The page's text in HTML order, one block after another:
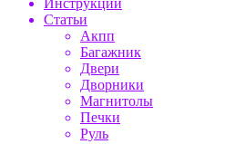
Инструкции
Статьи
Акпп
Багажник
Двери
Дворники
Магнитолы
Печки
Руль